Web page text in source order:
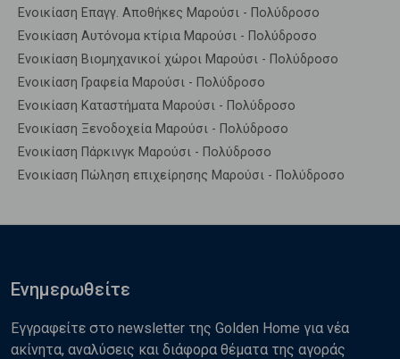
Ενοικίαση Επαγγ. Αποθήκες Μαρούσι - Πολύδροσο
Ενοικίαση Αυτόνομα κτίρια Μαρούσι - Πολύδροσο
Ενοικίαση Βιομηχανικοί χώροι Μαρούσι - Πολύδροσο
Ενοικίαση Γραφεία Μαρούσι - Πολύδροσο
Ενοικίαση Καταστήματα Μαρούσι - Πολύδροσο
Ενοικίαση Ξενοδοχεία Μαρούσι - Πολύδροσο
Ενοικίαση Πάρκινγκ Μαρούσι - Πολύδροσο
Ενοικίαση Πώληση επιχείρησης Μαρούσι - Πολύδροσο
Ενημερωθείτε
Εγγραφείτε στο newsletter της Golden Home για νέα
ακίνητα, αναλύσεις και διάφορα θέματα της αγοράς